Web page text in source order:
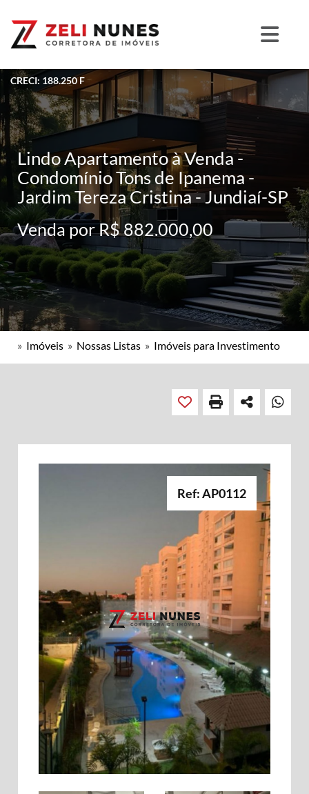
CRECI: 188.250 F
Lindo Apartamento à Venda -
Condomínio Tons de Ipanema -
Jardim Tereza Cristina - Jundiaí-SP
Venda por R$ 882.000,00
» Imóveis » Nossas Listas » Imóveis para Investimento
Ref: AP0112